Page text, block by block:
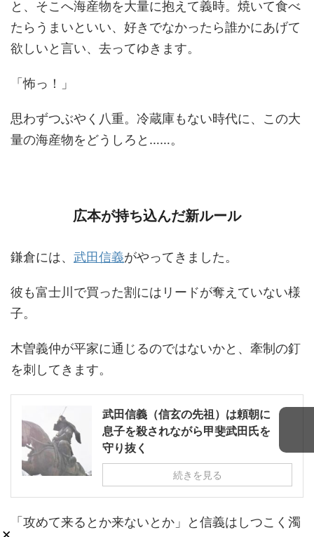
と、そこへ海産物を大量に抱えて義時。焼いて食べ
たらうまいといい、好きでなかったら誰かにあげて
欲しいと言い、去ってゆきます。
「怖っ！」
思わずつぶやく八重。冷蔵庫もない時代に、この大
量の海産物をどうしろと……。
広本が持ち込んだ新ルール
鎌倉には、 武田信義がやってきました。
彼も富士川で買った割にはリードが奪えていない様
子。
木曽義仲が平家に通じるのではないかと、牽制の釘
を刺してきます。
武田信義（信玄の先祖）は頼朝に
息子を殺されながら甲斐武田氏を
守り抜く
続きを見る
「攻めて来るとか来ないとか」と信義はしつこく濁